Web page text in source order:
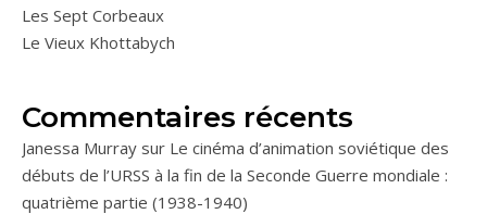
Les Sept Corbeaux
Le Vieux Khottabych
Commentaires récents
Janessa Murray sur Le cinéma d’animation soviétique des
débuts de l’URSS à la fin de la Seconde Guerre mondiale :
quatrième partie (1938-1940)